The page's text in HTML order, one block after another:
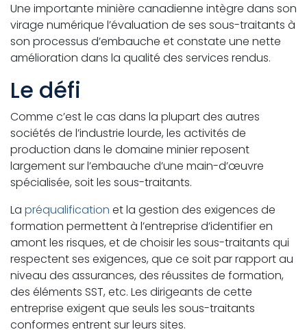
Une importante minière canadienne intègre dans son
virage numérique l’évaluation de ses sous-traitants à
son processus d’embauche et constate une nette
amélioration dans la qualité des services rendus.
Le défi
Comme c’est le cas dans la plupart des autres
sociétés de l’industrie lourde, les activités de
production dans le domaine minier reposent
largement sur l’embauche d’une main-d’œuvre
spécialisée, soit les sous-traitants.
La préqualification et la gestion des exigences de
formation permettent à l’entreprise d’identifier en
amont les risques, et de choisir les sous-traitants qui
respectent ses exigences, que ce soit par rapport au
niveau des assurances, des réussites de formation,
des éléments SST, etc. Les dirigeants de cette
entreprise exigent que seuls les sous-traitants
conformes entrent sur leurs sites.